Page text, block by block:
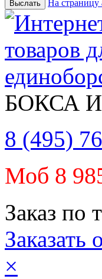
На страницу
БОКСА
8 (495)
Моб 8
Заказ по
Заказать
×